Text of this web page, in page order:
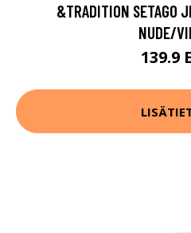
&TRADITION SETAGO
NUDE/
139.9